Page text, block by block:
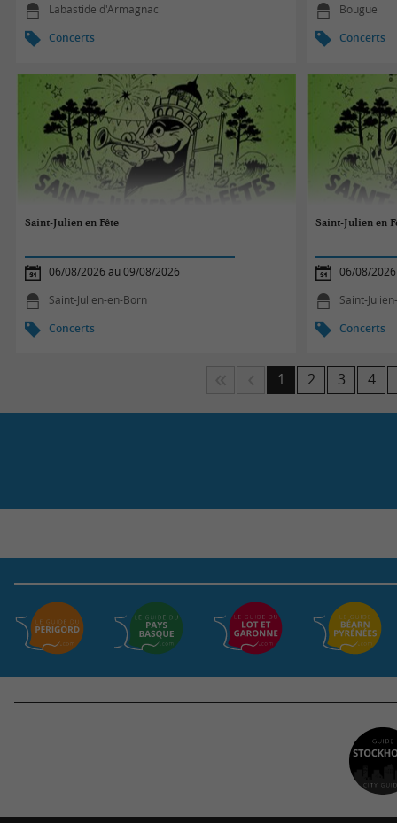
Labastide d'Armagnac
Concerts
Bougue
Concerts
Saint-Julien en Fête
06/08/2026 au 09/08/2026
Saint-Julien-en-Born
Concerts
Saint-Julien en
06/08/
Saint-
Concerts
1 2 3 4